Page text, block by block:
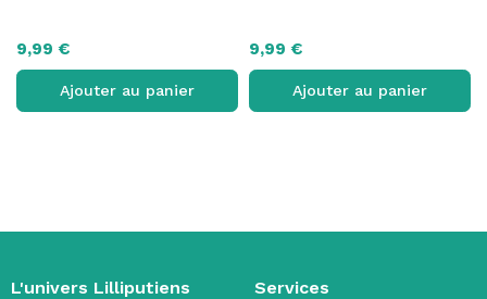
9,99 €
Ajouter au panier
9,99 €
Ajouter au panier
L'univers Lilliputiens Services